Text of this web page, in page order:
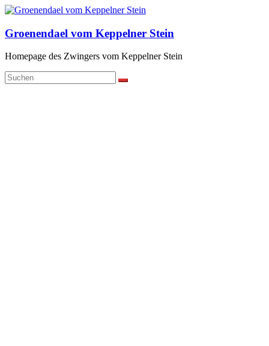
Zum
springen
Groenendael vom Keppelner Stein
Homepage des Zwingers vom Keppelner Stein